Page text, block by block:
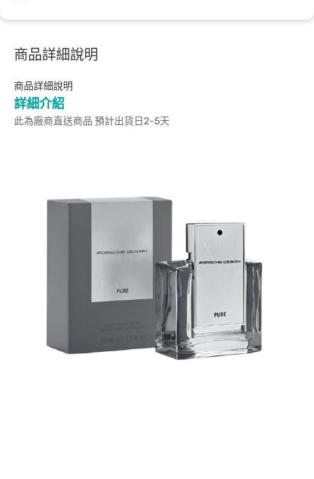
商品詳細說明
商品詳細說明
詳細介紹
此為廠商直送商品 預計出貨日2-5天